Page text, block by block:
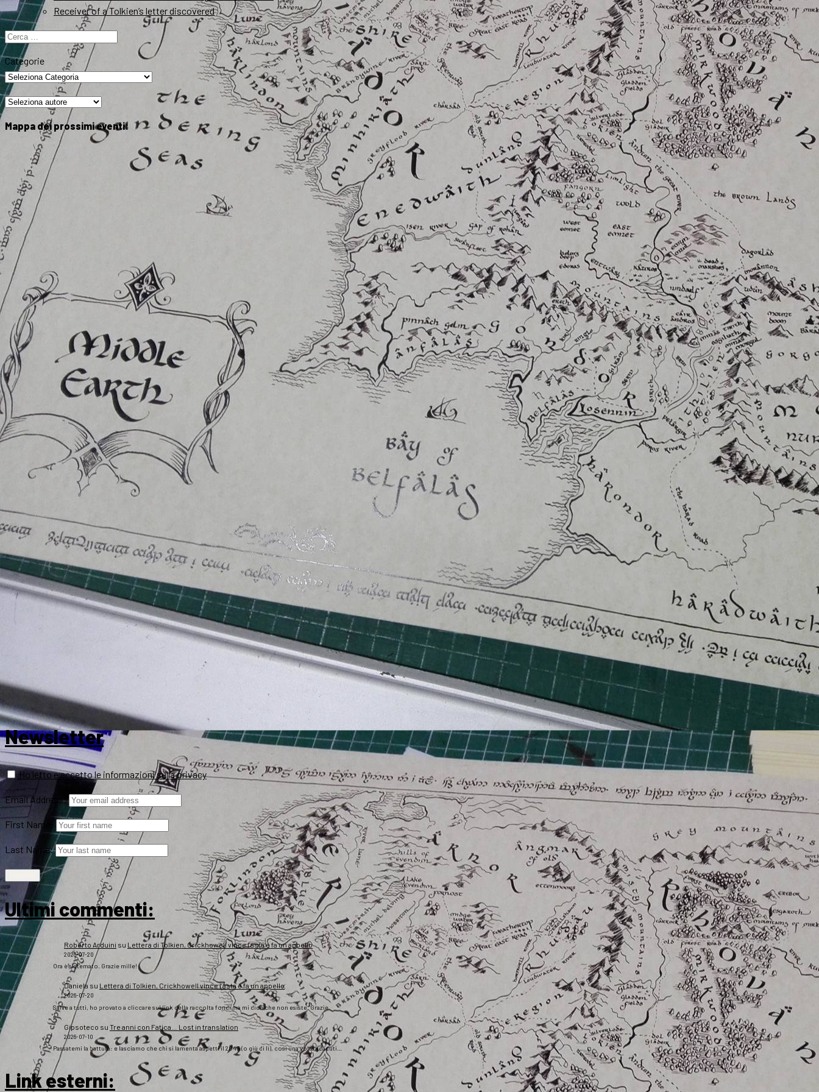
Receiver of a Tolkien’s letter discovered
Ricerca
per:
Categorie
Mappa dei prossimi eventi:
Newsletter
Ho letto e accetto le informazioni sulla privacy
Email Address:
First Name:
Last Name:
Ultimi commenti:
Roberto Arduini su Lettera di Tolkien, Crickhowell vince l’asta e fa un appello
2026-07-20
Ora è sistemato. Grazie mille!
Daniela su Lettera di Tolkien, Crickhowell vince l’asta e fa un appello
2026-07-20
Salve a tutti, ho provato a cliccare sul link della raccolta fondi ma mi dice che non esiste. Grazie
Gipsoteco su Tre anni con Fatica… Lost in translation
2026-07-10
Passatemi la battuta: e lasciamo che chi si lamenta aspetti il 2043 (o giù di lì), così una volta scaduti…
Link esterni: